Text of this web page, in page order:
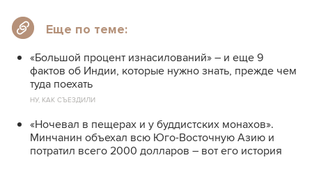
Еще по теме:
«Большой процент изнасилований» – и еще 9
фактов об Индии, которые нужно знать, прежде чем
туда поехать
НУ, КАК СЪЕЗДИЛИ
«Ночевал в пещерах и у буддистских монахов».
Минчанин объехал всю Юго-Восточную Азию и
потратил всего 2000 долларов – вот его история